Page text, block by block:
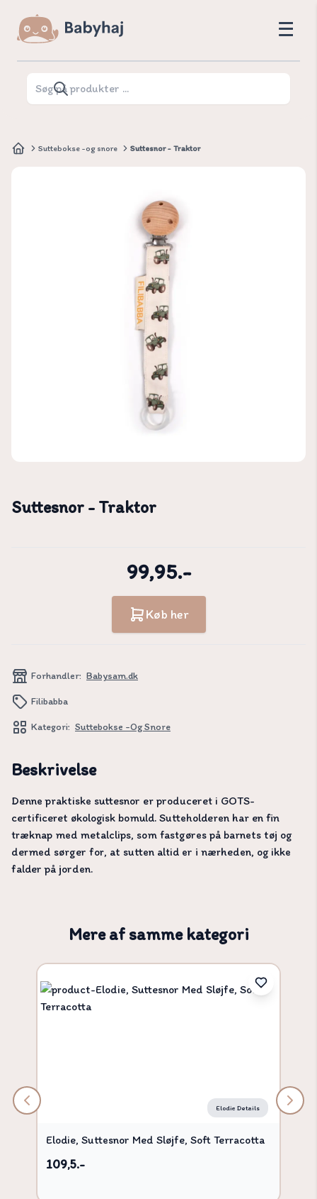
Suttebokse -og snore Suttesnor - Traktor
Suttesnor - Traktor
99,95.-
Køb her
Forhandler: Babysam.dk
Filibabba
Kategori: Suttebokse -og Snore
Beskrivelse
Denne praktiske suttesnor er produceret i GOTS-
certificeret økologisk bomuld. Sutteholderen har en fin
træknap med metalclips, som fastgøres på barnets tøj og
dermed sørger for, at sutten altid er i nærheden, og ikke
falder på jorden.
Mere af samme kategori
Elodie Details
Elodie, Suttesnor Med Sløjfe, Soft Terracotta
109,5.-